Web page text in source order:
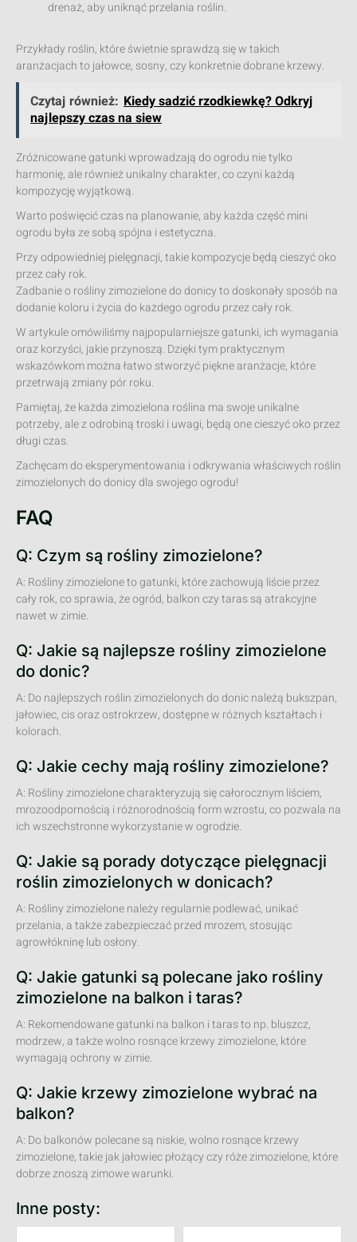
drenaż, aby uniknąć przelania roślin.
Przykłady roślin, które świetnie sprawdzą się w takich
aranżacjach to jałowce, sosny, czy konkretnie dobrane krzewy.
Czytaj również: Kiedy sadzić rzodkiewkę? Odkryj
najlepszy czas na siew
Zróżnicowane gatunki wprowadzają do ogrodu nie tylko
harmonię, ale również unikalny charakter, co czyni każdą
kompozycję wyjątkową.
Warto poświęcić czas na planowanie, aby każda część mini
ogrodu była ze sobą spójna i estetyczna.
Przy odpowiedniej pielęgnacji, takie kompozycje będą cieszyć oko
przez cały rok.
Zadbanie o rośliny zimozielone do donicy to doskonały sposób na
dodanie koloru i życia do każdego ogrodu przez cały rok.
W artykule omówiliśmy najpopularniejsze gatunki, ich wymagania
oraz korzyści, jakie przynoszą. Dzięki tym praktycznym
wskazówkom można łatwo stworzyć piękne aranżacje, które
przetrwają zmiany pór roku.
Pamiętaj, że każda zimozielona roślina ma swoje unikalne
potrzeby, ale z odrobiną troski i uwagi, będą one cieszyć oko przez
długi czas.
Zachęcam do eksperymentowania i odkrywania właściwych roślin
zimozielonych do donicy dla swojego ogrodu!
FAQ
Q: Czym są rośliny zimozielone?
A: Rośliny zimozielone to gatunki, które zachowują liście przez
cały rok, co sprawia, że ogród, balkon czy taras są atrakcyjne
nawet w zimie.
Q: Jakie są najlepsze rośliny zimozielone
do donic?
A: Do najlepszych roślin zimozielonych do donic należą bukszpan,
jałowiec, cis oraz ostrokrzew, dostępne w różnych kształtach i
kolorach.
Q: Jakie cechy mają rośliny zimozielone?
A: Rośliny zimozielone charakteryzują się całorocznym liściem,
mrozoodpornością i różnorodnością form wzrostu, co pozwala na
ich wszechstronne wykorzystanie w ogrodzie.
Q: Jakie są porady dotyczące pielęgnacji
roślin zimozielonych w donicach?
A: Rośliny zimozielone należy regularnie podlewać, unikać
przelania, a także zabezpieczać przed mrozem, stosując
agrowłókninę lub osłony.
Q: Jakie gatunki są polecane jako rośliny
zimozielone na balkon i taras?
A: Rekomendowane gatunki na balkon i taras to np. bluszcz,
modrzew, a także wolno rosnące krzewy zimozielone, które
wymagają ochrony w zimie.
Q: Jakie krzewy zimozielone wybrać na
balkon?
A: Do balkonów polecane są niskie, wolno rosnące krzewy
zimozielone, takie jak jałowiec płożący czy róże zimozielone, które
dobrze znoszą zimowe warunki.
Inne posty: